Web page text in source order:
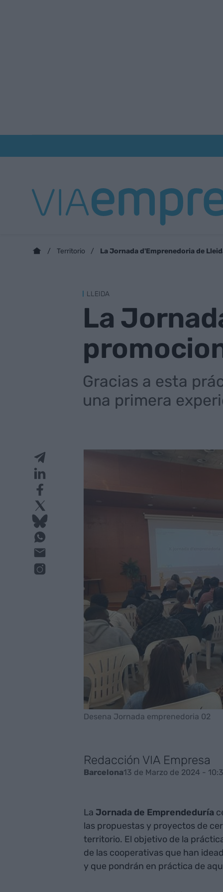
Territorio La Jornada d'Emprenedoria de
LLEIDA
La
Gracias a esta
una primera
Desena Jornada emprenedoria 02
Redacción VIA Empresa
Barcelona13 de Marzo de 2024 -
La Jornada de Emprendeduría
las propuestas y proyectos de
territorio. El objetivo de la
de las cooperativas que han
y que pondrán en práctica de